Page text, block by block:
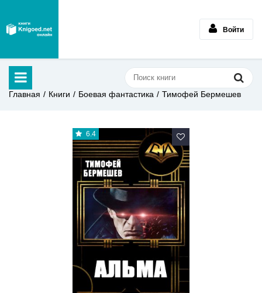
Войти
Главная Книги Боевая фантастика Тимофей Бермешев
6.4